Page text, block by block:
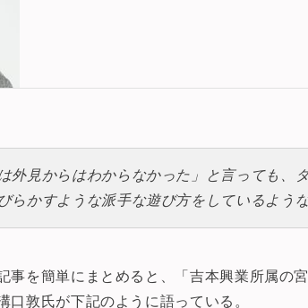
外見からはわからなかった」と言っても、
らかすような派手な遊び方をしているよう
事を簡単にまとめると、「吉本興業所属の
口敦氏が下記のように語っている。